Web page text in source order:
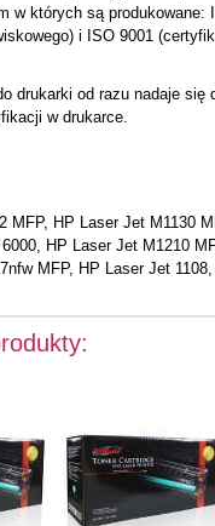
w których są produkowane:
i ISO 9001
drukarki od razu nadaje się
w drukarce.
MFP, HP Laser Jet M1130
HP Laser Jet M1210
MFP, HP Laser Jet